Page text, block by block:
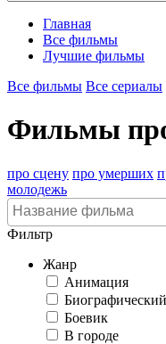
Главная
Все фильмы
Лучшие фильмы
Все фильмы Все сериалы
Фильмы
про сцену про умерших
молодежь
Фильтр
Жанр
Анимация
Биографический
Боевик
В городе